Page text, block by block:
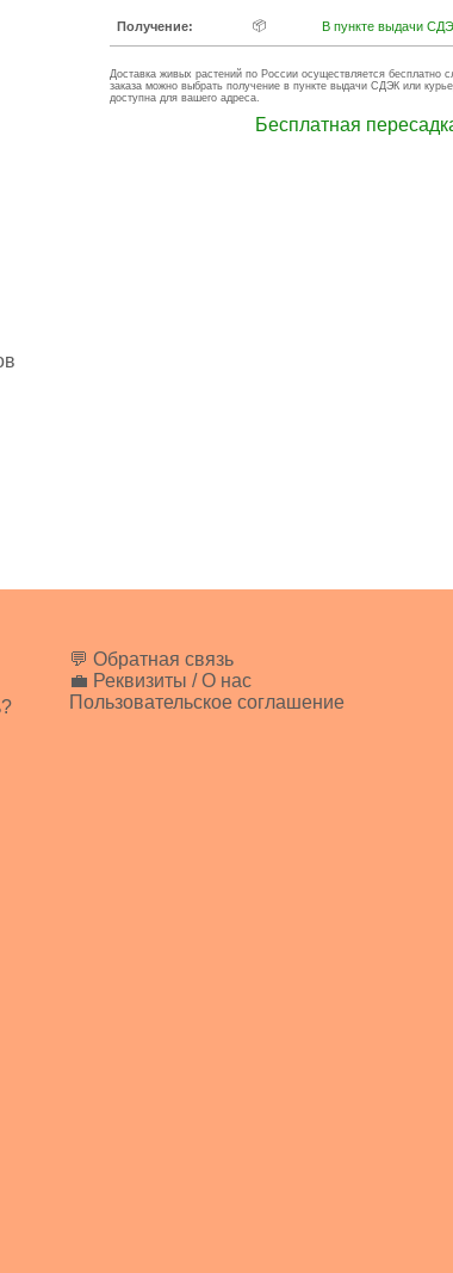
Получение: 📦 В пункте выдачи
Доставка живых растений по России осуществляется
заказа можно выбрать получение в пункте выдачи СДЭК или
доступна для вашего адреса.
Бесплатная
💬 Обратная связь
💼 Реквизиты / О нас
Пользовательское соглашение